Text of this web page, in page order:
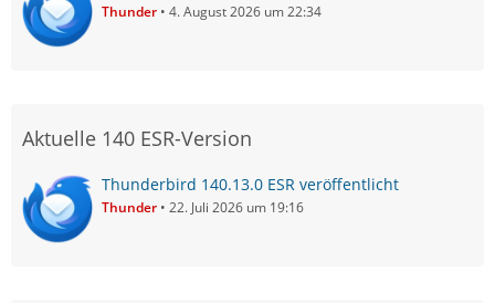
Thunder 4. August 2026 um 22:34
Aktuelle 140 ESR-Version
Thunderbird 140.13.0 ESR veröffentlicht
Thunder 22. Juli 2026 um 19:16